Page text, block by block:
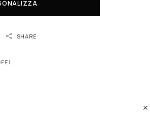
SHARE